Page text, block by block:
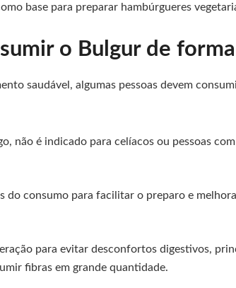
base para preparar hambúrgueres
o Bulgur de
saudável, algumas pessoas devem
não é indicado para celíacos ou pessoas
do consumo para facilitar o preparo e
para evitar desconfortos digestivos,
fibras em grande quantidade.